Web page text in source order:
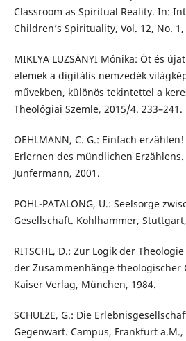
Classroom as Spiritual Reality. In:
Children’s Spirituality, Vol. 12, No.
MIKLYA LUZSÁNYI Mónika: Ót és
elemek a digitális nemzedék
művekben, különös tekintettel a
Theológiai Szemle, 2015/4. 233–241.
OEHLMANN, C. G.: Einfach
Erlernen des mündlichen
Junfermann, 2001.
POHL-PATALONG, U.: Seelsorge
Gesellschaft. Kohlhammer,
RITSCHL, D.: Zur Logik der
der Zusammenhänge theologischer
Kaiser Verlag, München, 1984.
SCHULZE, G.: Die
Gegenwart. Campus, Frankfurt a.M.,